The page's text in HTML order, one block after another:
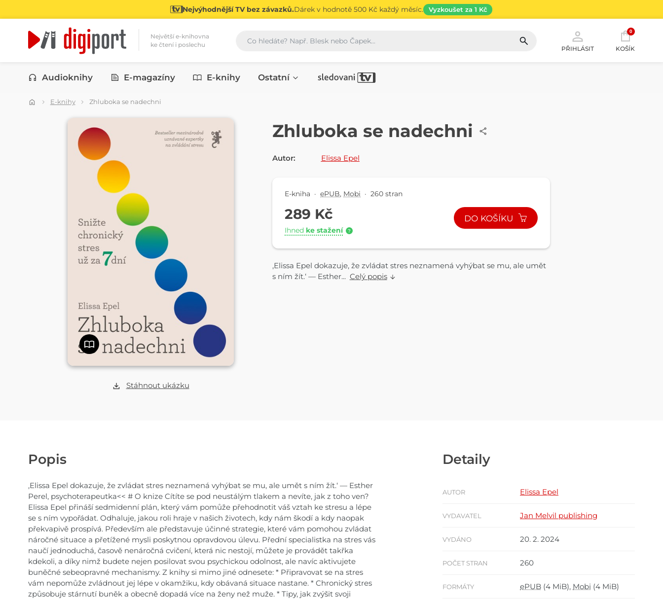
Nejvýhodnější TV bez závazků.Dárek v hodnotě 500 Kč každý měsíc. Vyzkoušet za 1 Kč
Největší e-knihovna
ke čtení i poslechu
Vyhledávání
PŘIHLÁSIT
0
KOŠÍK
Kategorie
Audioknihy E-magazíny E-knihy Ostatní
E-knihy Zhluboka se nadechni
Stáhnout ukázku
E-KNIHA
Zhluboka se nadechni
Autor: Elissa Epel
E-kniha · ePUB, Mobi · 260 stran
289 Kč
Ihned ke stažení ?
DO KOŠÍKU
,Elissa Epel dokazuje, že zvládat stres neznamená vyhýbat se mu, ale umět
s ním žít.‘ — Esther... Celý popis
Popis
,Elissa Epel dokazuje, že zvládat stres neznamená vyhýbat se mu, ale umět s ním žít.‘ — Esther
Perel, psychoterapeutka<< # O knize Cítíte se pod neustálým tlakem a nevíte, jak z toho ven?
Elissa Epel přináší sedmidenní plán, který vám pomůže přehodnotit váš vztah ke stresu a lépe
se s ním vypořádat. Odhaluje, jakou roli hraje v našich životech, kdy nám škodí a kdy naopak
překvapivě prospívá. Především ale představuje účinné strategie, které vám pomohou zvládat
náročné situace a přetížené mysli poskytnou opravdovou úlevu. Přední specialistka na stres vás
naučí jednoduchá, časově nenáročná cvičení, která nic nestojí, můžete je provádět takřka
kdekoli, a díky nimž budete nejen posilovat svou psychickou odolnost, ale navíc aktivujete
buněčné sebeopravné mechanismy. Z knihy si mimo jiné odnesete: * Připravovat se na stres
vám nepomůže zvládnout jej lépe v okamžiku, kdy obávaná situace nastane. * Chronický stres
způsobuje stárnutí buněk a obecně dopadá více na ženy než muže. * Tipy, jak zvýšit svoji
Detaily
AUTOR Elissa Epel
VYDAVATEL Jan Melvil publishing
VYDÁNO 20. 2. 2024
POČET STRAN 260
FORMÁTY ePUB (4 MiB), Mobi (4 MiB)